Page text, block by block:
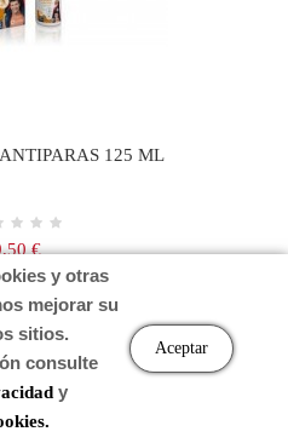
125 ML
€
Carro
y otras
mejorar su
sitios.
consulte
y
Aceptar